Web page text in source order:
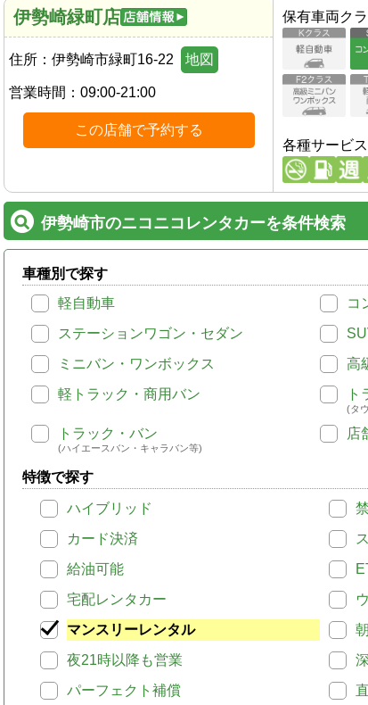
伊勢崎緑町店
住所： 伊勢崎市緑町16-22 地図
営業時間： 09:00-21:00
この店舗で予約する
保有車両ク
各種サービス
伊勢崎市のニコニコレンタカーを条件検索
車種別で探す
軽自動車
コ
ステーションワゴン・セダン
ミニバン・ワンボックス
高
軽トラック・商用バン
ト
(タ
トラック・バン
(ハイエースバン・キャラバン等)
店
特徴で探す
ハイブリッド
カード決済
給油可能
宅配レンタカー
マンスリーレンタル
夜21時以降も営業
パーフェクト補償